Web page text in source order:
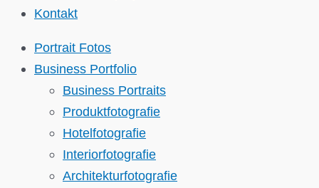
Kontakt
Portrait Fotos
Business Portfolio
Business Portraits
Produktfotografie
Hotelfotografie
Interiorfotografie
Architekturfotografie